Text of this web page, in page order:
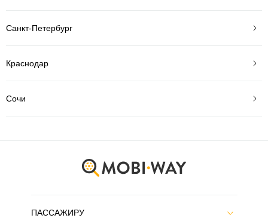
Санкт-Петербург
Краснодар
Сочи
ПАССАЖИРУ